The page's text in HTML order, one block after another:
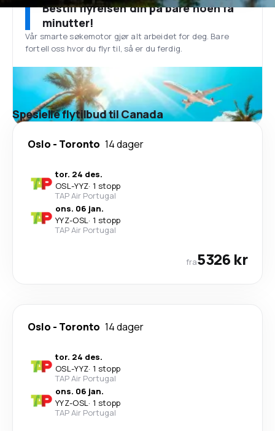
Bestill flyreisen din på bare noen få
minutter!
Vår smarte søkemotor gjør alt arbeidet for deg. Bare
fortell oss hvor du flyr til, så er du ferdig.
Spesielle flytilbud til Canada
Oslo - Toronto 14 dager
tor. 24 des.
OSL-YYZ· 1 stopp
TAP Air Portugal
ons. 06 jan.
YYZ-OSL· 1 stopp
TAP Air Portugal
fra5326 kr
Oslo - Toronto 14 dager
tor. 24 des.
OSL-YYZ· 1 stopp
TAP Air Portugal
ons. 06 jan.
YYZ-OSL· 1 stopp
TAP Air Portugal